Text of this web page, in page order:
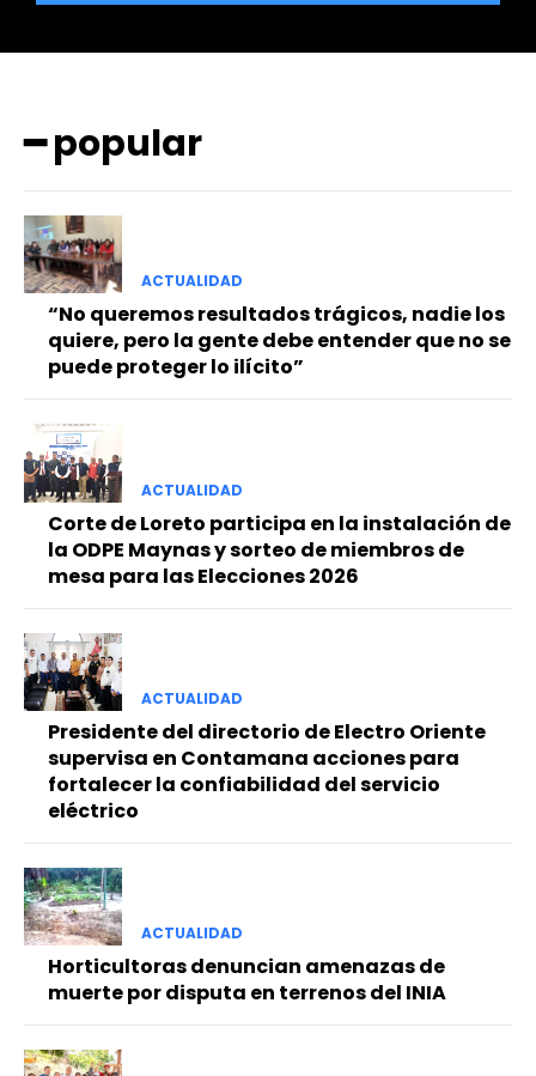
━ Planes
━ popular
ACTUALIDAD
“No queremos resultados trágicos, nadie los
quiere, pero la gente debe entender que no se
puede proteger lo ilícito”
ACTUALIDAD
Corte de Loreto participa en la instalación de
la ODPE Maynas y sorteo de miembros de
mesa para las Elecciones 2026
ACTUALIDAD
Presidente del directorio de Electro Oriente
supervisa en Contamana acciones para
fortalecer la confiabilidad del servicio
eléctrico
ACTUALIDAD
Horticultoras denuncian amenazas de
muerte por disputa en terrenos del INIA